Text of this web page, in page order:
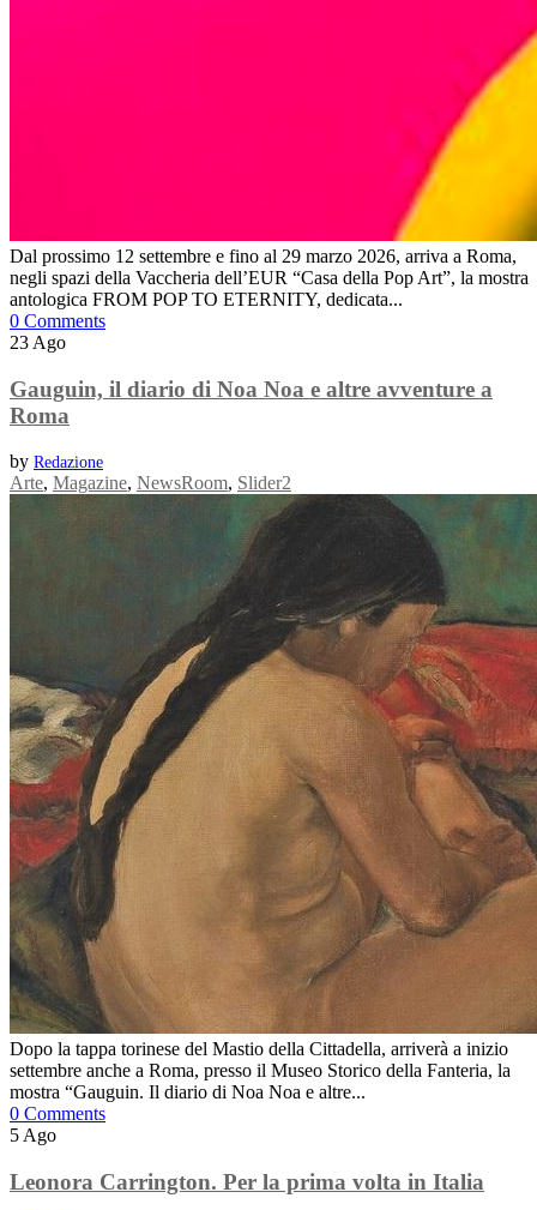
Dal prossimo 12 settembre e fino al 29 marzo 2026, arriva a Roma,
negli spazi della Vaccheria dell’EUR “Casa della Pop Art”, la mostra
antologica FROM POP TO ETERNITY, dedicata...
0 Comments
23 Ago
Gauguin, il diario di Noa Noa e altre avventure a
Roma
by Redazione
Arte, Magazine, NewsRoom, Slider2
Dopo la tappa torinese del Mastio della Cittadella, arriverà a inizio
settembre anche a Roma, presso il Museo Storico della Fanteria, la
mostra “Gauguin. Il diario di Noa Noa e altre...
0 Comments
5 Ago
Leonora Carrington. Per la prima volta in Italia